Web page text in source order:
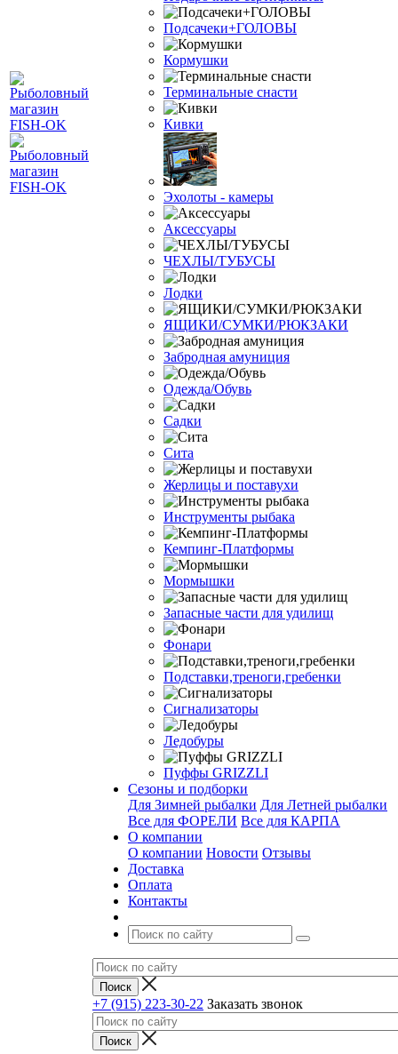
Подсачеки+ГОЛОВЫ
Кормушки
Терминальные снасти
Кивки
Эхолоты - камеры
Аксессуары
ЧЕХЛЫ/ТУБУСЫ
Лодки
ЯЩИКИ/СУМКИ/РЮКЗАКИ
Забродная амуниция
Одежда/Обувь
Садки
Сита
Жерлицы и поставухи
Инструменты рыбака
Кемпинг-Платформы
Мормышки
Запасные части для удилищ
Фонари
Подставки,треноги,гребенки
Сигнализаторы
Ледобуры
Пуффы GRIZZLI
Сезоны и подборки
Для Зимней рыбалки Для Летней рыбалки
Все для ФОРЕЛИ Все для КАРПА
О компании
О компании Новости Отзывы
Доставка
Оплата
Контакты
+7 (915) 223-30-22 Заказать звонок